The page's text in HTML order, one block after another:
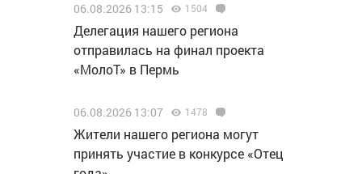
06.08.2026 13:15 1504
Делегация нашего региона
отправилась на финал проекта
«МолоТ» в Пермь
06.08.2026 13:07 1478
Жители нашего региона могут
принять участие в конкурсе «Отец